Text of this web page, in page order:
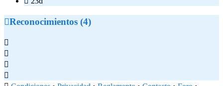
Reconocimientos (4)



